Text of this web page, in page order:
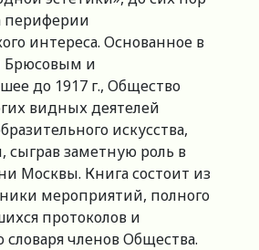
периферии
интереса. Основанное в
Брюсовым и
до 1917 г., Общество
видных деятелей
искусства,
сыграв заметную роль в
Москвы. Книга состоит из
мероприятий, полного
протоколов и
словаря членов Общества.